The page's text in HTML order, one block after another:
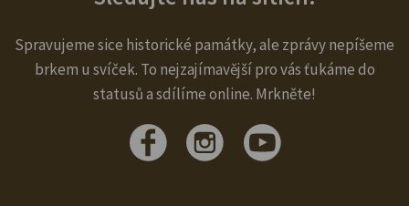
Spravujeme sice historické památky, ale zprávy nepíšeme
brkem u svíček. To nejzajímavější pro vás ťukáme do
statusů a sdílíme online. Mrkněte!